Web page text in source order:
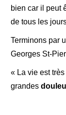
bien car il peut
de tous les
Terminons par
Georges St-
« La vie est
grandes